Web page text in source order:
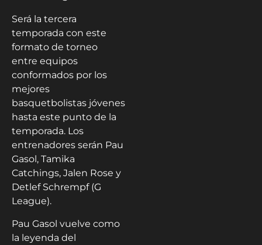
Será la tercera
temporada con este
formato de torneo
entre equipos
conformados por los
mejores
basquetbolistas jóvenes
hasta este punto de la
temporada. Los
entrenadores serán Pau
Gasol, Tamika
Catchings, Jalen Rose y
Detlef Schrempf (G
League).
Pau Gasol vuelve como
la leyenda del